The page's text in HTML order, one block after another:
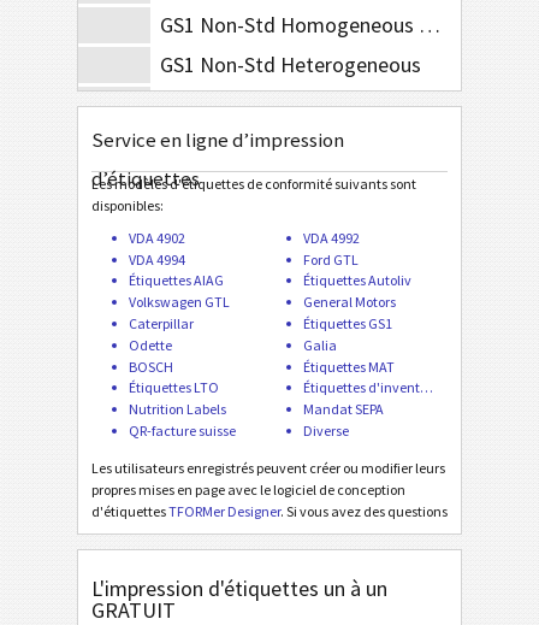
GS1 Non-Std Homogeneous Variable Measure
GS1 Non-Std Heterogeneous
GS1 Non-Std Heterogeneous Fixed Data Matrix
O
Odette
G Galia
BOSCH
MAT Étiquettes MAT
LTO Étiquettes LTO
Service en ligne d’impression
d’étiquettes
Les modèles d'étiquettes de conformité suivants sont
disponibles:
VDA 4902
VDA 4992
VDA 4994
Ford GTL
Étiquettes AIAG
Étiquettes Autoliv
Volkswagen GTL
General Motors
Caterpillar
Étiquettes GS1
Odette
Galia
BOSCH
Étiquettes MAT
Étiquettes LTO
Étiquettes d'inventaire
Nutrition Labels
Mandat SEPA
QR-facture suisse
Diverse
Les utilisateurs enregistrés peuvent créer ou modifier leurs
propres mises en page avec le logiciel de conception
d'étiquettesTFORMer Designer. Si vous avez des questions
ou si vous manquez une création d'étiquette spéciale,
contactez-nous. Les motifs d'étiquettes d'intérêt
commun sont ajoutés gratuitement!
L'impression d'étiquettes un à un
GRATUIT